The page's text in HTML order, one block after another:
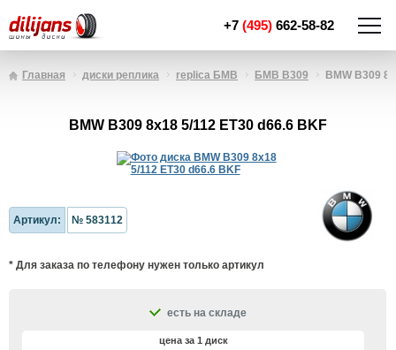
+7 (495) 662-58-82
Главная диски реплика replica БМВ БМВ B309 BMW B309
BMW B309 8x18 5/112 ET30 d66.6 BKF
Артикул: № 583112
* Для заказа по телефону нужен только артикул
есть на складе
цена за 1 диск